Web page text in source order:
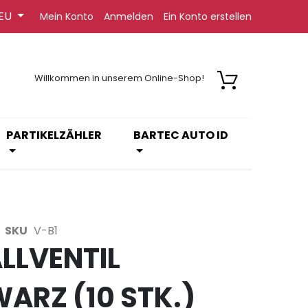
Mein Konto Anmelden Ein Konto erstellen
Willkommen in unserem Online-Shop!
PARTIKELZÄHLER BARTEC AUTO ID
SKU V-B1
(10 STK.)